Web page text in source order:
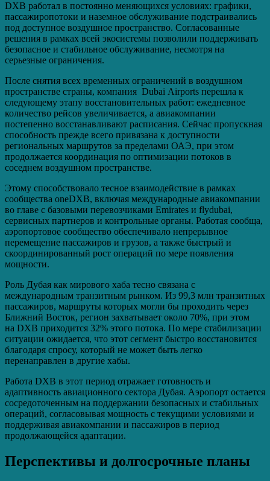
DXB работал в постоянно меняющихся условиях: графики,
пассажиропотоки и наземное обслуживание подстраивались
под доступное воздушное пространство. Согласованные
решения в рамках всей экосистемы позволили поддерживать
безопасное и стабильное обслуживание, несмотря на
серьезные ограничения.
После снятия всех временных ограничений в воздушном
пространстве страны, компания Dubai Airports перешла к
следующему этапу восстановительных работ: ежедневное
количество рейсов увеличивается, а авиакомпании
постепенно восстанавливают расписания. Сейчас пропускная
способность прежде всего привязана к доступности
региональных маршрутов за пределами ОАЭ, при этом
продолжается координация по оптимизации потоков в
соседнем воздушном пространстве.
Этому способствовало тесное взаимодействие в рамках
сообщества oneDXB, включая международные авиакомпании
во главе с базовыми перевозчиками Emirates и flydubai,
сервисных партнеров и контрольные органы. Работая сообща,
аэропортовое сообщество обеспечивало непрерывное
перемещение пассажиров и грузов, а также быстрый и
скоординированный рост операций по мере появления
мощности.
Роль Дубая как мирового хаба тесно связана с
международным транзитным рынком. Из 99,3 млн транзитных
пассажиров, маршруты которых могли бы проходить через
Ближний Восток, регион захватывает около 70%, при этом
на DXB приходится 32% этого потока. По мере стабилизации
ситуации ожидается, что этот сегмент быстро восстановится
благодаря спросу, который не может быть легко
перенаправлен в другие хабы.
Работа DXB в этот период отражает готовность и
адаптивность авиационного сектора Дубая. Аэропорт остается
сосредоточенным на поддержании безопасных и стабильных
операций, согласовывая мощность с текущими условиями и
поддерживая авиакомпании и пассажиров в период
продолжающейся адаптации.
Перспективы и долгосрочные планы